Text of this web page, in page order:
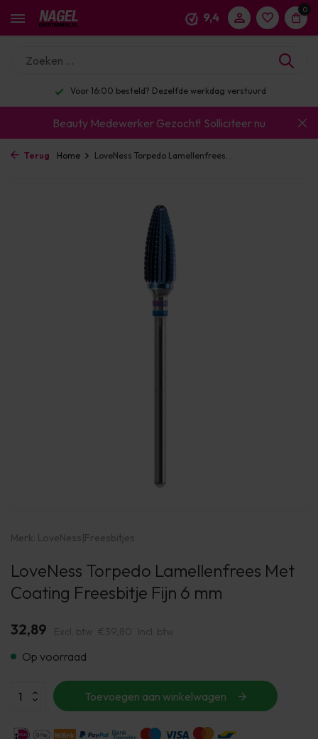
9,4
0
Voor 16:00 besteld? Dezelfde werkdag verstuurd
Beauty Medewerker Gezocht! Solliciteer nu
Terug Home LoveNess Torpedo Lamellenfrees...
Merk: LoveNess|Freesbitjes
LoveNess Torpedo Lamellenfrees Met
Coating Freesbitje Fijn 6 mm
32,89 Excl. btw €39,80 Incl. btw
Op voorraad
Toevoegen aan winkelwagen